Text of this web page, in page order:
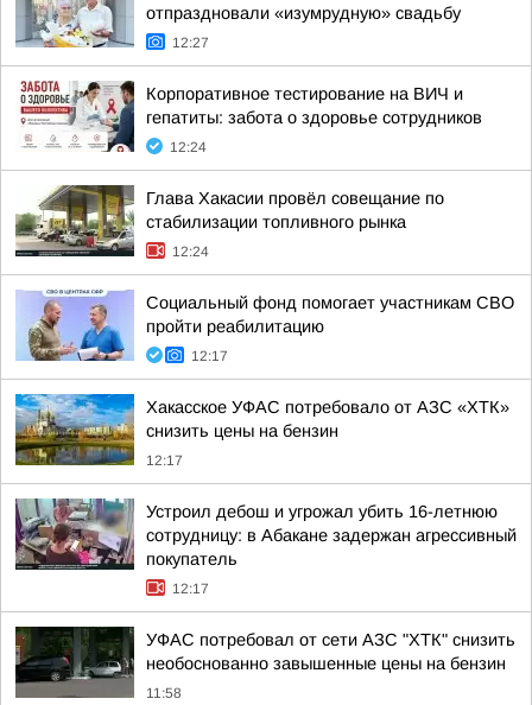
отпраздновали «изумрудную» свадьбу
12:27
Корпоративное тестирование на ВИЧ и
гепатиты: забота о здоровье сотрудников
12:24
Глава Хакасии провёл совещание по
стабилизации топливного рынка
12:24
Социальный фонд помогает участникам СВО
пройти реабилитацию
12:17
Хакасское УФАС потребовало от АЗС «ХТК»
снизить цены на бензин
12:17
Устроил дебош и угрожал убить 16-летнюю
сотрудницу: в Абакане задержан агрессивный
покупатель
12:17
УФАС потребовал от сети АЗС "ХТК" снизить
необоснованно завышенные цены на бензин
11:58